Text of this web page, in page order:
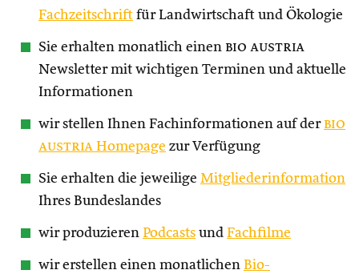
Fachzeitschrift für Landwirtschaft und Ökologie
Sie erhalten monatlich einen bio austria
Newsletter mit wichtigen Terminen und aktuelle
Informationen
wir stellen Ihnen Fachinformationen auf der bio
austria Homepage zur Verfügung
Sie erhalten die jeweilige Mitgliederinformation
Ihres Bundeslandes
wir produzieren Podcasts und Fachfilme
wir erstellen einen monatlichen Bio-